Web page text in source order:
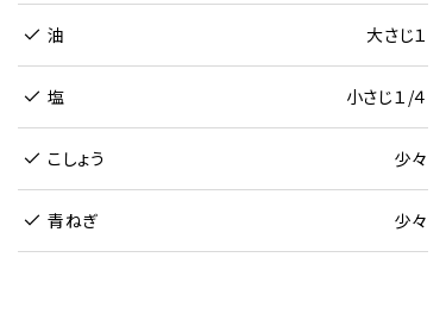
油 大さじ１
塩 小さじ１/４
こしょう 少々
青ねぎ 少々